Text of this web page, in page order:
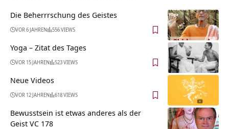
Die Beherrrschung des Geistes
VOR 6 JAHREN 556 VIEWS
Yoga – Zitat des Tages
VOR 15 JAHREN 523 VIEWS
Neue Videos
VOR 12 JAHREN 618 VIEWS
Bewusstsein ist etwas anderes als der
Geist VC 178